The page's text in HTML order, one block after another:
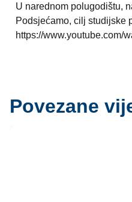
U narednom polugodištu,
Podsjećamo, cilj studijske
https://www.youtube.com/
Povezane